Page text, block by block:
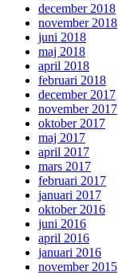
december 2018
november 2018
juni 2018
maj 2018
april 2018
februari 2018
december 2017
november 2017
oktober 2017
maj 2017
april 2017
mars 2017
februari 2017
januari 2017
oktober 2016
juni 2016
april 2016
januari 2016
november 2015